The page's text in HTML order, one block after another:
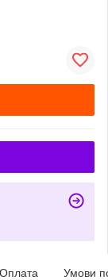
Оплата Умови